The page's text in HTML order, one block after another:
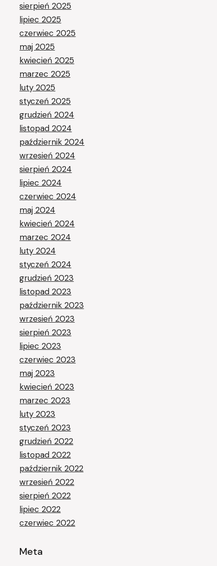
sierpień 2025
lipiec 2025
czerwiec 2025
maj 2025
kwiecień 2025
marzec 2025
luty 2025
styczeń 2025
grudzień 2024
listopad 2024
październik 2024
wrzesień 2024
sierpień 2024
lipiec 2024
czerwiec 2024
maj 2024
kwiecień 2024
marzec 2024
luty 2024
styczeń 2024
grudzień 2023
listopad 2023
październik 2023
wrzesień 2023
sierpień 2023
lipiec 2023
czerwiec 2023
maj 2023
kwiecień 2023
marzec 2023
luty 2023
styczeń 2023
grudzień 2022
listopad 2022
październik 2022
wrzesień 2022
sierpień 2022
lipiec 2022
czerwiec 2022
Meta